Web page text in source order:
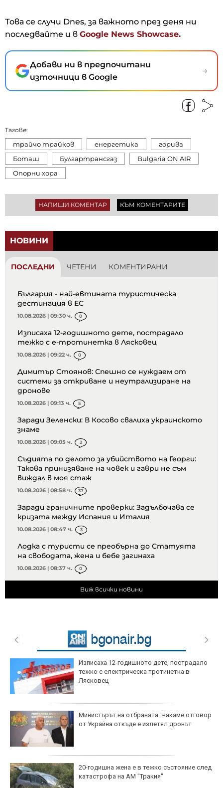
Това се случи Dnes, за важното през деня ни
последвайте и в Google News Showcase.
Добави ни в предпочитани
източници в Google
→
Тагове:
трайчо трайков енергетика
горива
Боташ
Булгартрансгаз
Bulgaria ON AIR
Опорни хора
НАПИШИ КОМЕНТАР КЪМ КОМЕНТАРИТЕ
НОВИНИ
ПОСЛЕДНИ ЧЕТЕНИ КОМЕНТИРАНИ
България - най-евтината туристическа
дестинация в ЕС
10.08.2026 | 09:30 ч. 0
Изписаха 12-годишното дете, пострадало
тежко с е-тротинетка в Лясковец
10.08.2026 | 09:22 ч. 0
Димитър Стоянов: Спешно се нуждаем от
системи за откриване и неутрализиране на
дронове
10.08.2026 | 09:13 ч. 5
Заради Зеленски: В Косово свалиха украинското
знаме
10.08.2026 | 09:05 ч. 2
Съдията по делото за убийството на Георги:
Такова принизяване на човек и гаври не съм
виждал в моя стаж
10.08.2026 | 08:58 ч. 37
Заради граничните проверки: Задълбочава се
кризата между Испания и Италия
10.08.2026 | 08:47 ч. 3
Лодка с туристи се преобърна до Статуята
на свободата, жена и бебе загинаха
10.08.2026 | 08:37 ч. 0
Виж всички новини
Изписаха 12-годишното дете, пострадало
тежко с електрическа тротинетка в
Лясковец
Министърът на отбраната: Чакаме отговор
от Украйна откъде е излетял дронът
20-годишна жена е в тежко състояние след
катастрофа на АМ "Тракия"